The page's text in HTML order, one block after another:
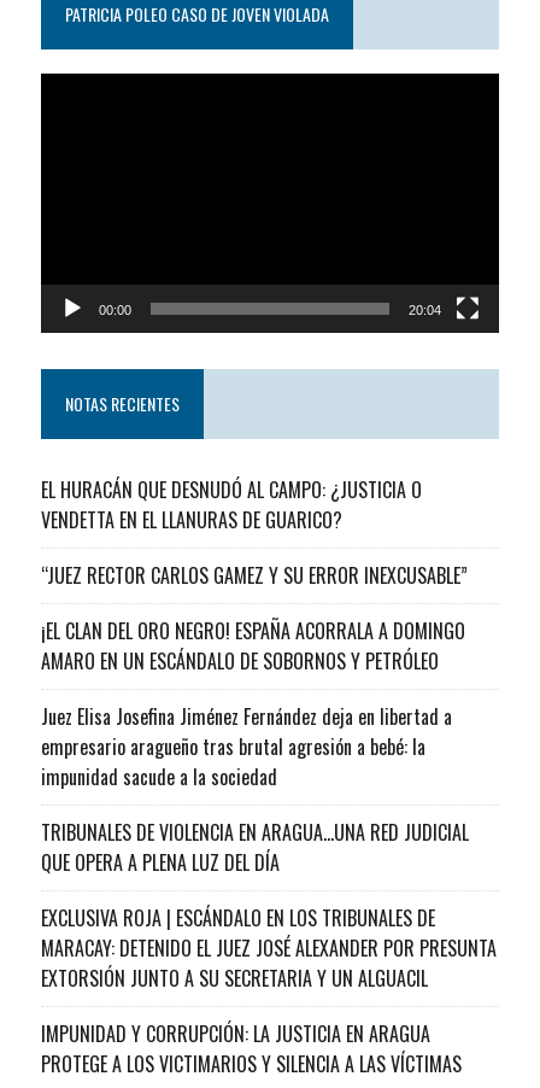
PATRICIA POLEO CASO DE JOVEN VIOLADA
00:00 20:04
NOTAS RECIENTES
EL HURACÁN QUE DESNUDÓ AL CAMPO: ¿JUSTICIA O
VENDETTA EN EL LLANURAS DE GUARICO?
“JUEZ RECTOR CARLOS GAMEZ Y SU ERROR INEXCUSABLE”
¡EL CLAN DEL ORO NEGRO! ESPAÑA ACORRALA A DOMINGO
AMARO EN UN ESCÁNDALO DE SOBORNOS Y PETRÓLEO
Juez Elisa Josefina Jiménez Fernández deja en libertad a
empresario aragueño tras brutal agresión a bebé: la
impunidad sacude a la sociedad
TRIBUNALES DE VIOLENCIA EN ARAGUA…UNA RED JUDICIAL
QUE OPERA A PLENA LUZ DEL DÍA
EXCLUSIVA ROJA | ESCÁNDALO EN LOS TRIBUNALES DE
MARACAY: DETENIDO EL JUEZ JOSÉ ALEXANDER POR PRESUNTA
EXTORSIÓN JUNTO A SU SECRETARIA Y UN ALGUACIL
IMPUNIDAD Y CORRUPCIÓN: LA JUSTICIA EN ARAGUA
PROTEGE A LOS VICTIMARIOS Y SILENCIA A LAS VÍCTIMAS